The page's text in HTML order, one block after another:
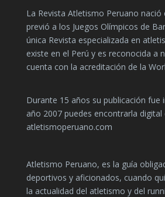
La Revista Atletismo Peruano nació
previó a los Juegos Olímpicos de
única Revista especializada en
existe en el Perú y es reconocida a
cuenta con la acreditación de la
Durante 15 años su publicación fue
año 2007 puedes encontrarla digital
atletismoperuano.com
Atletismo Peruano, es la guía
deportivos y aficionados, cuando
la actualidad del atletismo y del